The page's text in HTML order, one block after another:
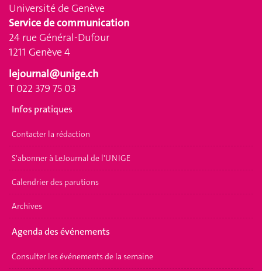
Université de Genève
Service de communication
24 rue Général-Dufour
1211 Genève 4
lejournal@unige.ch
T 022 379 75 03
Infos pratiques
Contacter la rédaction
S'abonner à LeJournal de l'UNIGE
Calendrier des parutions
Archives
Agenda des événements
Consulter les événements de la semaine